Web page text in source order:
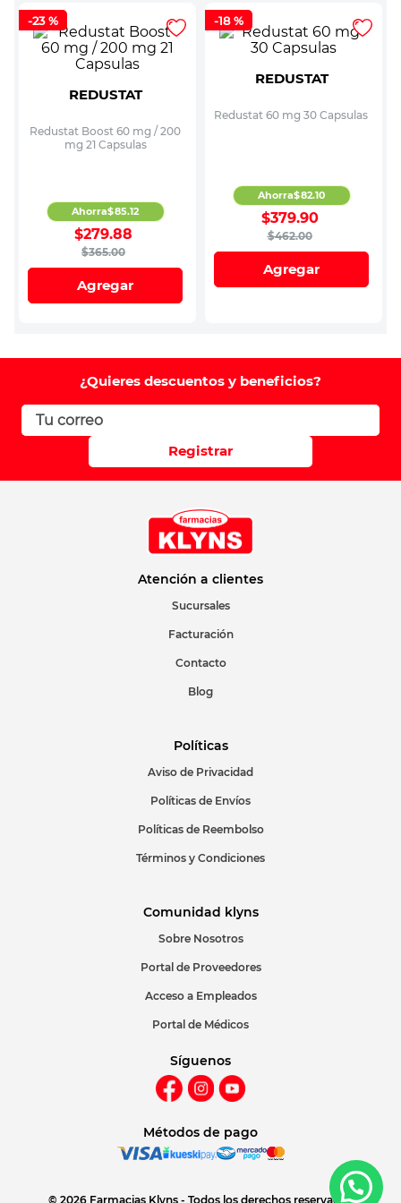
-23 %
REDUSTAT
Redustat Boost 60 mg / 200
mg 21 Capsulas
$365.00
$279.88
Ahorra$85.12
Agregar
-18 %
REDUSTAT
Redustat 60 mg 30 Capsulas
$462.00
$379.90
Ahorra$82.10
Agregar
¿Quieres descuentos y beneficios?
Registrar
Atención a clientes
Sucursales
Facturación
Contacto
Blog
Políticas
Aviso de Privacidad
Políticas de Envíos
Políticas de Reembolso
Términos y Condiciones
Comunidad klyns
Sobre Nosotros
Portal de Proveedores
Acceso a Empleados
Portal de Médicos
Síguenos
Métodos de pago
© 2026 Farmacias Klyns - Todos los derechos reservados